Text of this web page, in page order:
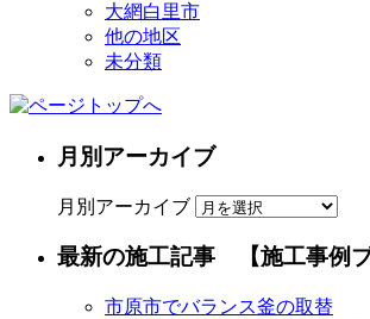
大網白里市
他の地区
未分類
月別アーカイブ
月別アーカイブ
最新の施工記事 【施工事例ブ
市原市でバランス釜の取替